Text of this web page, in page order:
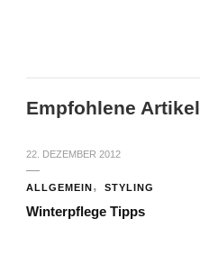
Empfohlene Artikel
22. DEZEMBER 2012
ALLGEMEIN STYLING
Winterpflege Tipps